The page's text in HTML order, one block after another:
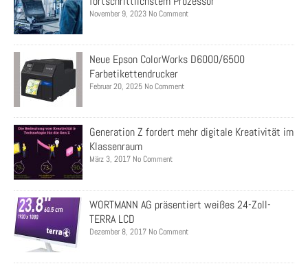
November 9, 2023 No Comment
Neue Epson ColorWorks D6000/6500
Farbetikettendrucker
Februar 20, 2025 No Comment
Generation Z fordert mehr digitale Kreativität im
Klassenraum
März 3, 2017 No Comment
WORTMANN AG präsentiert weißes 24-Zoll-
TERRA LCD
Dezember 8, 2017 No Comment